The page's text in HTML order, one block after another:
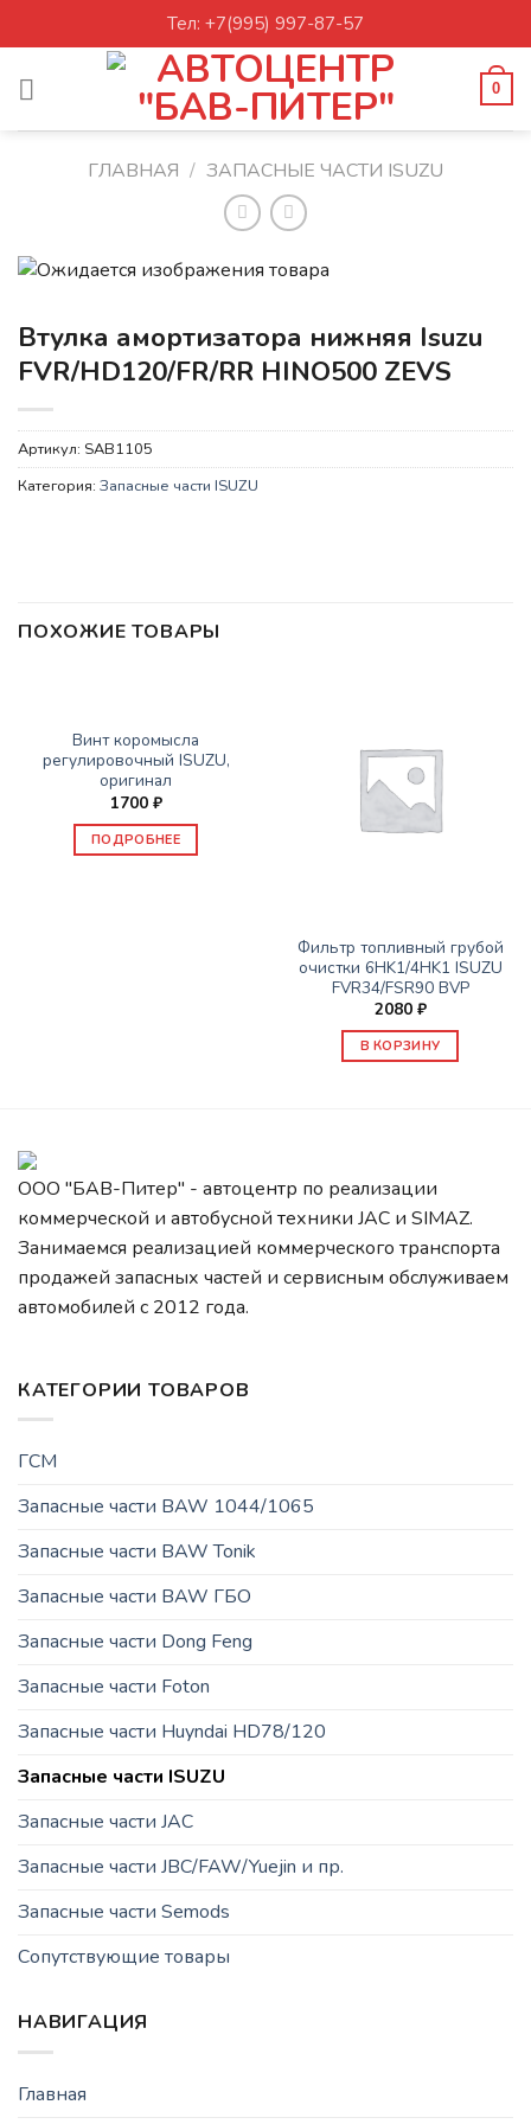
to
Тел: +7(995) 997-87-57
0
ГЛАВНАЯ / ЗАПАСНЫЕ ЧАСТИ ISUZU
Втулка амортизатора нижняя Isuzu
FVR/HD120/FR/RR HINO500 ZEVS
Артикул: SAB1105
Категория: Запасные части ISUZU
ПОХОЖИЕ ТОВАРЫ
Винт коромысла
регулировочный ISUZU,
оригинал
1700 ₽
ПОДРОБНЕЕ
Фильтр топливный грубой
очистки 6HK1/4HK1 ISUZU
FVR34/FSR90 BVP
2080 ₽
В КОРЗИНУ
ООО "БАВ-Питер" - автоцентр по реализации
коммерческой и автобусной техники JAC и SIMAZ.
Занимаемся реализацией коммерческого транспорта
продажей запасных частей и сервисным обслуживаем
автомобилей c 2012 года.
КАТЕГОРИИ ТОВАРОВ
ГСМ
Запасные части BAW 1044/1065
Запасные части BAW Tonik
Запасные части BAW ГБО
Запасные части Dong Feng
Запасные части Foton
Запасные части Huyndai HD78/120
Запасные части ISUZU
Запасные части JAC
Запасные части JBC/FAW/Yuejin и пр.
Запасные части Semods
Сопутствующие товары
НАВИГАЦИЯ
Главная